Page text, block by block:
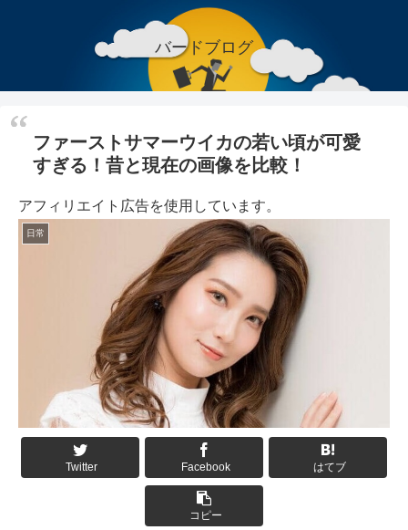
バードブログ
ファーストサマーウイカの若い頃が可愛
すぎる！昔と現在の画像を比較！
アフィリエイト広告を使用しています。
日常
Twitter Facebook はてブ
コピー